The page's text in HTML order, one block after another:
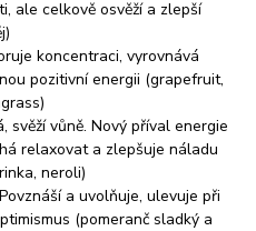
ale celkově osvěží a zlepší
koncentraci, vyrovnává
pozitivní energii (grapefruit,
svěží vůně. Nový příval energie
relaxovat a zlepšuje náladu
neroli)
a uvolňuje, ulevuje při
(pomeranč sladký a